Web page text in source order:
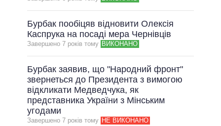
ВСІ ОБІЦЯНКИ
АРХІВНІ ОБІЦЯНКИ
Бурбак пообіцяв відновити Олексія
Каспрука на посаді мера Чернівців
Завершено 7 рокiв тому ВИКОНАНО
Бурбак заявив, що "Народний фронт"
звернеться до Президента з вимогою
відкликати Медведчука, як
представника України з Мінським
угодами
Завершено 7 рокiв тому НЕ ВИКОНАНО